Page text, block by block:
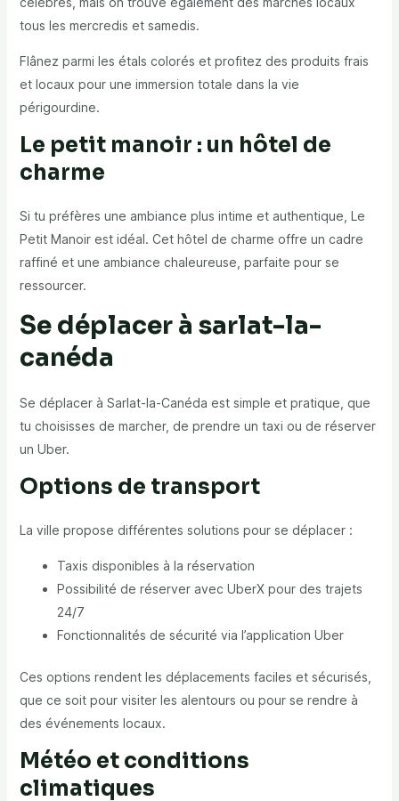
tous les mercredis et samedis.
Flânez parmi les étals colorés et profitez des produits frais
et locaux pour une immersion totale dans la vie
périgourdine.
Le petit manoir : un hôtel de
charme
Si tu préfères une ambiance plus intime et authentique, Le
Petit Manoir est idéal. Cet hôtel de charme offre un cadre
raffiné et une ambiance chaleureuse, parfaite pour se
ressourcer.
Se déplacer à sarlat-la-
canéda
Se déplacer à Sarlat-la-Canéda est simple et pratique, que
tu choisisses de marcher, de prendre un taxi ou de réserver
un Uber.
Options de transport
La ville propose différentes solutions pour se déplacer :
Taxis disponibles à la réservation
Possibilité de réserver avec UberX pour des trajets
24/7
Fonctionnalités de sécurité via l’application Uber
Ces options rendent les déplacements faciles et sécurisés,
que ce soit pour visiter les alentours ou pour se rendre à
des événements locaux.
Météo et conditions
climatiques